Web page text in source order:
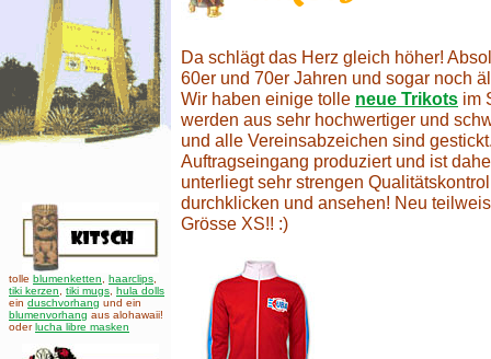
tolle blumenketten haarclips
tiki kerzen
tiki mugs hula dolls
ein duschvorhang und ein
blumenvorhang aus alohawaii!
oderlucha libre masken
Da schlägt das Herz gleich höher!
60er und 70er Jahren und sogar noch
Wir haben einige tolle neue Trikots im
werden aus sehr hochwertiger und
und alle Vereinsabzeichen sind
Auftragseingang produziert und ist
unterliegt sehr strengen
durchklicken und ansehen! Neu
Grösse XS!! :)